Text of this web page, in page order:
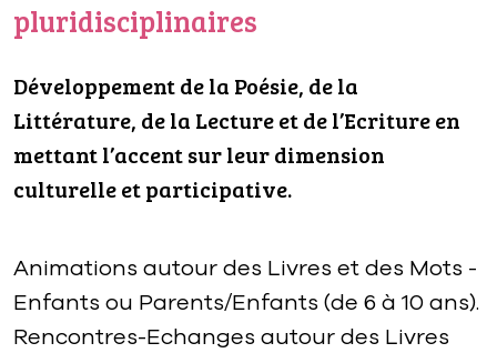
pluridisciplinaires
Développement de la Poésie, de la
Littérature, de la Lecture et de l’Ecriture en
mettant l’accent sur leur dimension
culturelle et participative.
Animations autour des Livres et des Mots -
Enfants ou Parents/Enfants (de 6 à 10 ans).
Rencontres-Echanges autour des Livres